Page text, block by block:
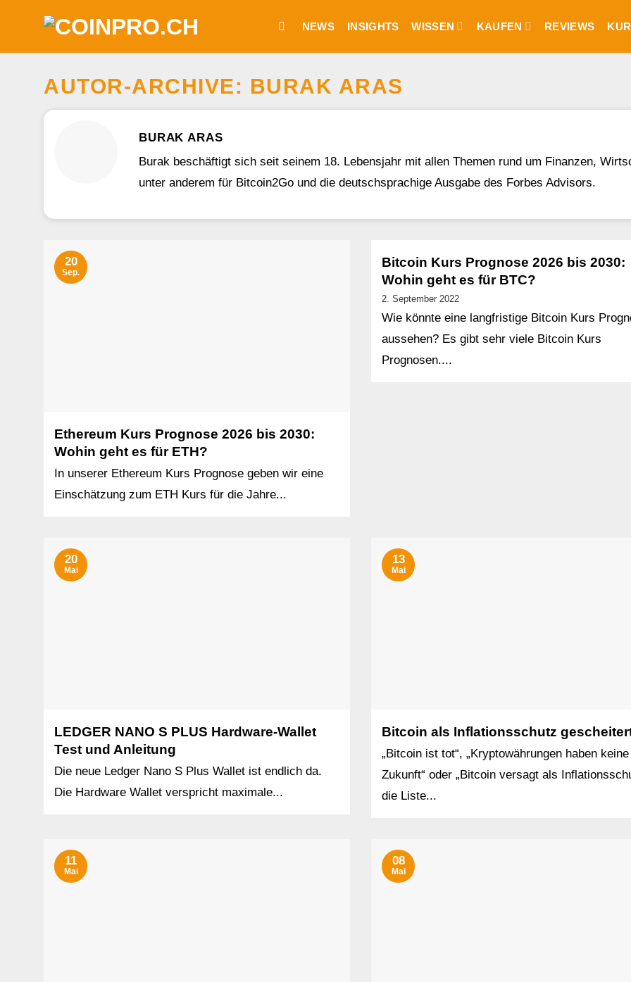
NEWS INSIGHTS WISSEN KAUFEN REVIEWS
AUTOR-ARCHIVE: BURAK ARAS
BURAK ARAS
Burak beschäftigt sich seit seinem 18. Lebensjahr mit allen Themen rund um Finanzen,
unter anderem für Bitcoin2Go und die deutschsprachige Ausgabe des Forbes Advisors.
Ethereum Kurs Prognose 2026 bis 2030:
Wohin geht es für ETH?
In unserer Ethereum Kurs Prognose geben wir eine
Einschätzung zum ETH Kurs für die Jahre...
20
Sep.
Bitcoin Kurs Prognose 2026 bis 2030:
Wohin geht es für BTC?
2. September 2022
Wie könnte eine langfristige Bitcoin Kurs
aussehen? Es gibt sehr viele Bitcoin Kurs
Prognosen....
LEDGER NANO S PLUS Hardware-Wallet
Test und Anleitung
Die neue Ledger Nano S Plus Wallet ist endlich da.
Die Hardware Wallet verspricht maximale...
20
Mai
Bitcoin als Inflationsschutz
„Bitcoin ist tot“, „Kryptowährungen haben keine
Zukunft“ oder „Bitcoin versagt als
die Liste...
13
Mai
11
Mai
08
Mai